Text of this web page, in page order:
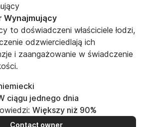
Wynajmujący
to doświadczeni właściciele łodzi,
odzwierciedlają ich
i zaangażowanie w świadczenie
ciągu jednego dnia
Większy niż 90%
Contact owner